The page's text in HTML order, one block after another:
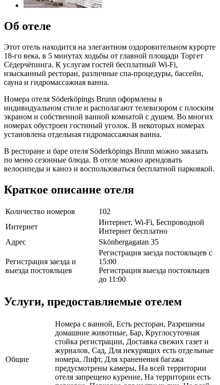
Об отеле
Этот отель находится на элегантном оздоровительном курорте
18-го века, в 5 минутах ходьбы от главной площади Торгет
Сёдерчёпинга. К услугам гостей бесплатный Wi-Fi,
изысканный ресторан, различные спа-процедуры, бассейн,
сауна и гидромассажная ванна.
Номера отеля Söderköpings Brunn оформлены в
индивидуальном стиле и располагают телевизором с плоским
экраном и собственной ванной комнатой с душем. Во многих
номерах обустроен гостиный уголок. В некоторых номерах
установлена отдельная гидромассажная ванна.
В ресторане и баре отеля Söderköpings Brunn можно заказать
по меню сезонные блюда. В отеле можно арендовать
велосипеды и каноэ и воспользоваться бесплатной парковкой.
Краткое описание отеля
Количество номеров
102
Интернет
Интернет, Wi-Fi, Беспроводной
Интернет бесплатно
Адрес
Skönbergagatan 35
Регистрация заезда и
выезда постояльцев
Регистрация заезда постояльцев с
15:00
Регистрация выезда постояльцев
до 11:00
Услуги, предоставляемые отелем
Общие
Номера с ванной, Есть ресторан, Разрешены
домашние животные, Бар, Круглосуточная
стойка регистрации, Доставка свежих газет и
журналов, Сад, Для некурящих есть отдельные
номера, Лифт, Для храненения багажа
предусмотрены камеры, На всей территории
отеля запрещено курение, На территории есть